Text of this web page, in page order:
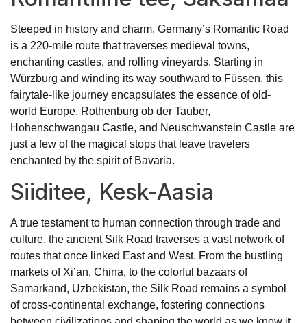
Steeped in history and charm, Germany’s Romantic Road
is a 220-mile route that traverses medieval towns,
enchanting castles, and rolling vineyards. Starting in
Würzburg and winding its way southward to Füssen, this
fairytale-like journey encapsulates the essence of old-
world Europe. Rothenburg ob der Tauber,
Hohenschwangau Castle, and Neuschwanstein Castle are
just a few of the magical stops that leave travelers
enchanted by the spirit of Bavaria.
Siiditee, Kesk-Aasia
A true testament to human connection through trade and
culture, the ancient Silk Road traverses a vast network of
routes that once linked East and West. From the bustling
markets of Xi’an, China, to the colorful bazaars of
Samarkand, Uzbekistan, the Silk Road remains a symbol
of cross-continental exchange, fostering connections